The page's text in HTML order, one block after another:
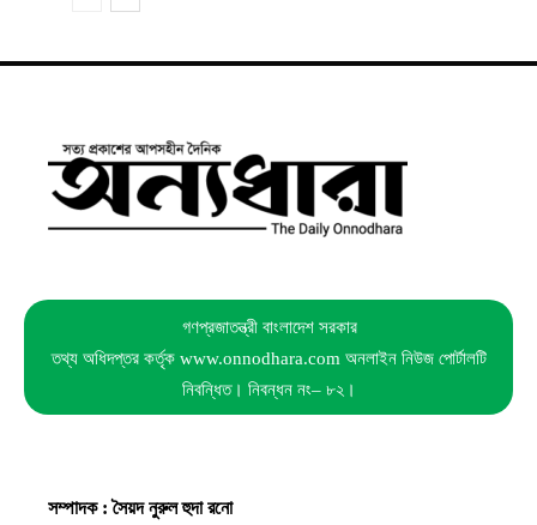
গণপ্রজাতন্ত্রী বাংলাদেশ সরকার
তথ্য অধিদপ্তর কর্তৃক www.onnodhara.com অনলাইন নিউজ পোর্টালটি
নিবন্ধিত। নিবন্ধন নং– ৮২।
সম্পাদক : সৈয়দ নুরুল হুদা রনো